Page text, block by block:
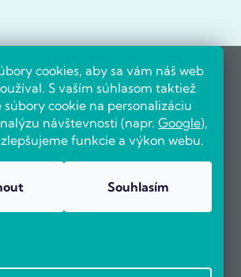
cookies, aby sa vám náš web
S vaším súhlasom taktiež
cookie na personalizáciu
návštevnosti (napr. Google),
funkcie a výkon webu.
Souhlasím